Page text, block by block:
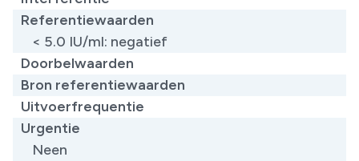
Referentiewaarden
< 5.0 IU/ml: negatief
Doorbelwaarden
Bron referentiewaarden
Uitvoerfrequentie
Urgentie
Neen